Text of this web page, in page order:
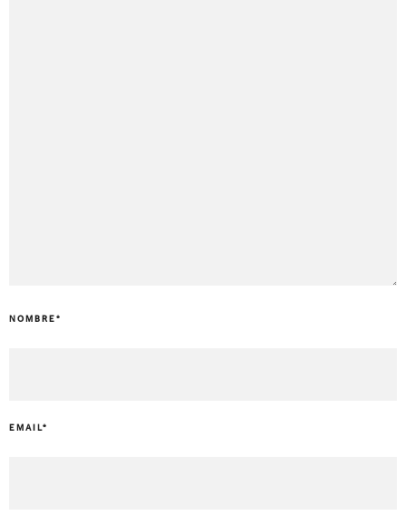
NOMBRE *
EMAIL*